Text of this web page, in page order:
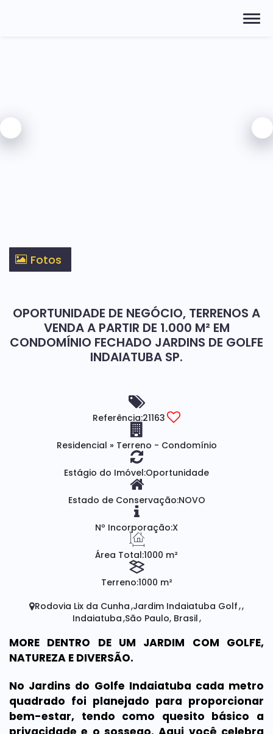
Fotos
OPORTUNIDADE DE NEGÓCIO, TERRENOS A
VENDA A PARTIR DE 1.000 M² EM
CONDOMÍNIO FECHADO JARDINS DE GOLFE
INDAIATUBA SP.
Referência:21163
Residencial » Terreno - Condomínio
Estágio do Imóvel:Oportunidade
Estado de Conservação:NOVO
Nº Incorporação:X
Área Total:1000 m²
Terreno:1000 m²
Rodovia Lix da Cunha Jardim Indaiatuba Golf
Indaiatuba São Paulo, Brasil
MORE DENTRO DE UM JARDIM COM GOLFE,
NATUREZA E DIVERSÃO.
No Jardins do Golfe Indaiatuba cada metro
quadrado foi planejado para proporcionar
bem-estar, tendo como quesito básico a